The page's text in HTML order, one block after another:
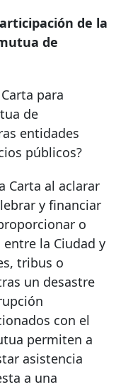
de la
de
para
de
entidades
públicos?
Carta al aclarar
y financiar
o
la Ciudad y
tribus o
un desastre
con el
permiten a
asistencia
a una